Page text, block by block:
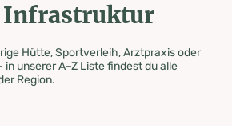
Infrastruktur
Hütte, Sportverleih, Arztpraxis oder
unserer A–Z Liste findest du alle
Region.